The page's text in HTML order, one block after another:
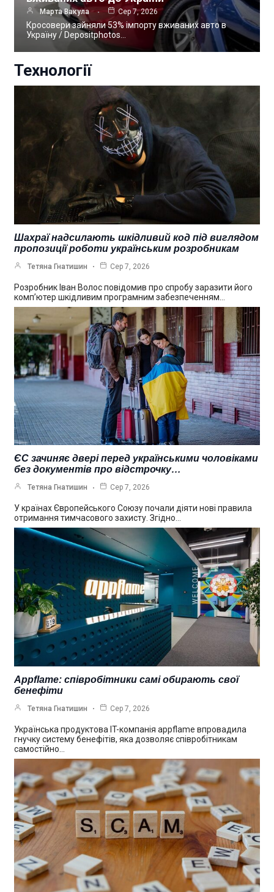
Марта Вакула Сер 7, 2026
Кросовери зайняли 53% імпорту вживаних авто в
Україну / Depositphotos…
Технології
Шахраї надсилають шкідливий код під виглядом
пропозиції роботи українським розробникам
Тетяна Гнатишин Сер 7, 2026
Розробник Іван Волос повідомив про спробу заразити його
комп’ютер шкідливим програмним забезпеченням…
ЄС зачиняє двері перед українськими чоловіками
без документів про відстрочку…
Тетяна Гнатишин Сер 7, 2026
У країнах Європейського Союзу почали діяти нові правила
отримання тимчасового захисту. Згідно…
Appflame: співробітники самі обирають свої
бенефіти
Тетяна Гнатишин Сер 7, 2026
Українська продуктова IT-компанія appflame впровадила
гнучку систему бенефітів, яка дозволяє співробітникам
самостійно…